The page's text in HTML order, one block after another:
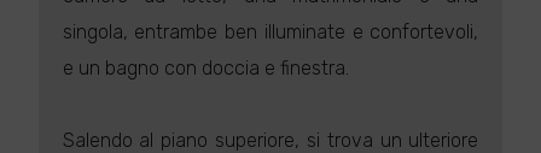
singola, entrambe ben illuminate e confortevoli,
e un bagno con doccia e finestra.
Salendo al piano superiore, si trova un ulteriore